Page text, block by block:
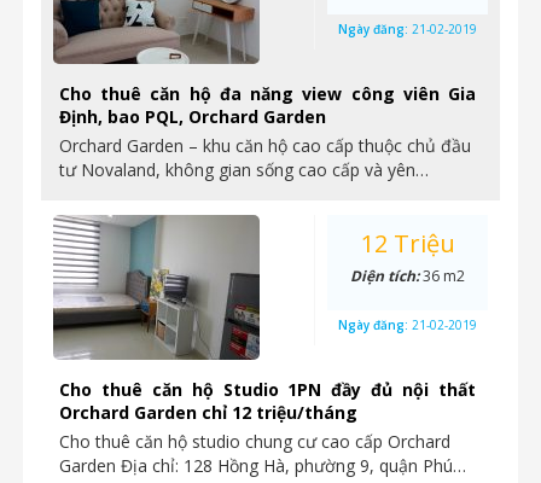
Cho thuê căn hộ đa năng view công viên Gia
Định, bao PQL, Orchard Garden
Orchard Garden – khu căn hộ cao cấp thuộc chủ đầu
tư Novaland, không gian sống cao cấp và yên…
Ngày đăng: 21-02-2019
Cho thuê căn hộ Studio 1PN đầy đủ nội thất
Orchard Garden chỉ 12 triệu/tháng
Cho thuê căn hộ studio chung cư cao cấp Orchard
Garden Địa chỉ: 128 Hồng Hà, phường 9, quận Phú…
12 Triệu
Diện tích:36 m2
Ngày đăng: 21-02-2019